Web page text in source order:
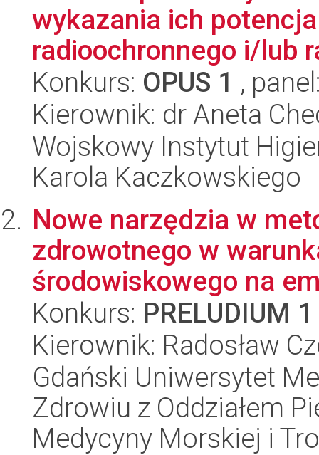
wykazania ich
radioochronnego i/lub
Konkurs: OPUS 1 ,
Kierownik: dr Aneta
Wojskowy Instytut
Karola Kaczkowskiego
Nowe narzędzia w
zdrowotnego w
środowiskowego na
Konkurs: PRELUDIUM 1
Kierownik: Radosław
Gdański Uniwersytet
Zdrowiu z Oddziałem
Medycyny Morskiej i